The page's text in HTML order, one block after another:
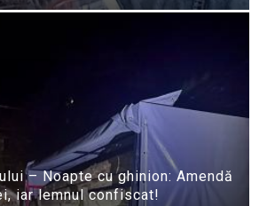
– Noapte cu ghinion: Amendă
iar lemnul confiscat!